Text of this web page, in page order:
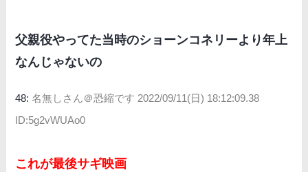
父親役やってた当時のショーンコネリーより年上
なんじゃないの
48:名無しさん＠恐縮です 2022/09/11(日) 18:12:09.38
ID:5g2vWUAo0
これが最後サギ映画